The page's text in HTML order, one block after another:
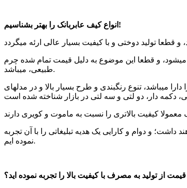
انواع کیف عابربانک را بهتر بشناسیم!
میشود، و قطعا این موضوع به دلیل قیمت تمام شده چرم
طبیعی، میباشد.
میباشد، تنوع رنگبندی و طرح بسیار بالا و در مدلهای
و دوام و کارایی یک هدیه تبلیغاتی را با آن تجربه
نموده ایم.
قیمت از تولید به مصرف با کیفیت بالا را تجربه نموده اید؟